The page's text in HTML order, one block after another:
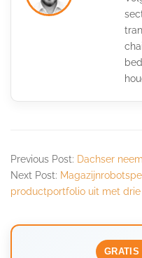
Previous Post: Dachser
Next Post:
productportfolio uit met